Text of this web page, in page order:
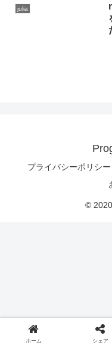
julia
プライバシーポリシー
©
ホーム シェア